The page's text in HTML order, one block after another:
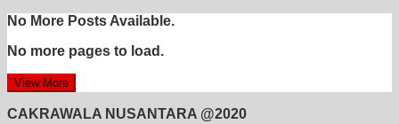
No More Posts Available.
No more pages to load.
View More
CAKRAWALA NUSANTARA @2020